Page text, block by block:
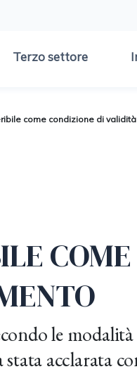
Terzo settore
come condizione di
le modalità
acclarata